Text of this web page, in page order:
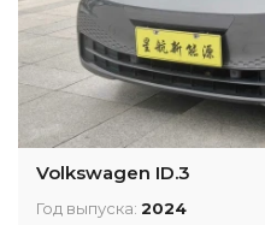
Volkswagen ID.3
Год выпуска: 2024